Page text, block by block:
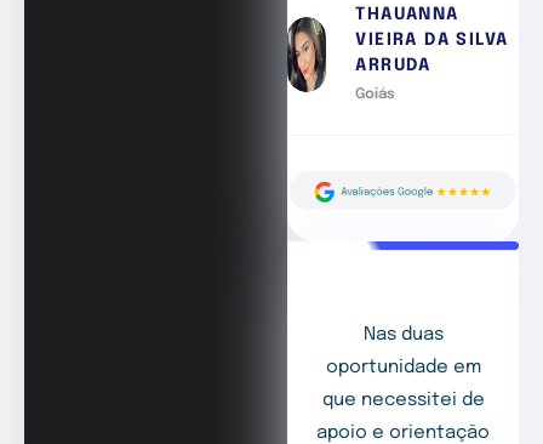
THAUANNA
VIEIRA DA SILVA
ARRUDA
Goiás
Nas duas
oportunidade em
que necessitei de
apoio e orientação